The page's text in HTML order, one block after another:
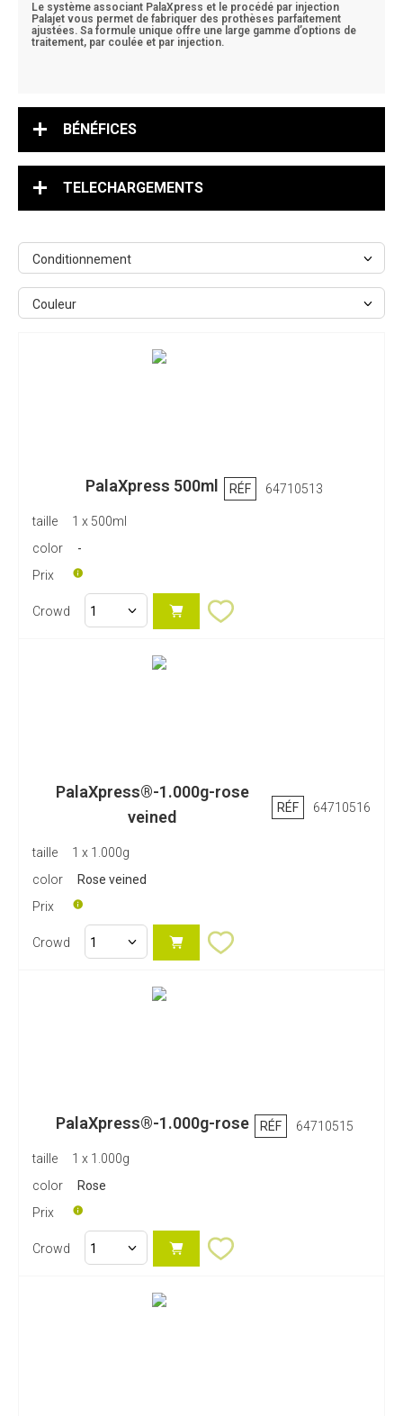
Le système associant PalaXpress et le procédé par injection
Palajet vous permet de fabriquer des prothèses parfaitement
ajustées. Sa formule unique offre une large gamme d’options de
traitement, par coulée et par injection.
BÉNÉFICES
TELECHARGEMENTS
Conditionnement
Couleur
PalaXpress 500ml RÉF 64710513
taille
1 x 500ml
color
-
Prix
Crowd
PalaXpress®-1.000g-rose
veined
RÉF 64710516
taille
1 x 1.000g
color
Rose veined
Prix
Crowd
PalaXpress®-1.000g-rose RÉF 64710515
taille
1 x 1.000g
color
Rose
Prix
Crowd